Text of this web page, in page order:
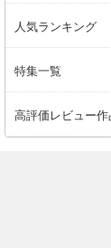
人気ランキング
特集一覧
高評価レビュー作